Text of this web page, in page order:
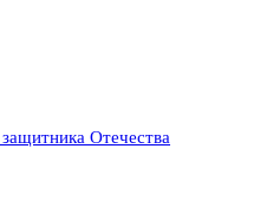
Отечества